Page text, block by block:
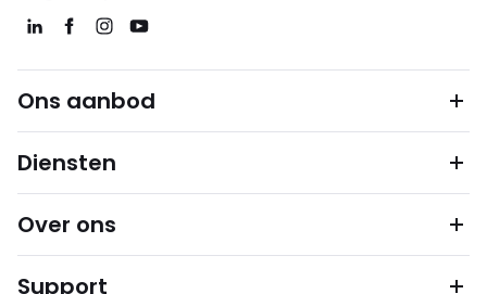
Ons aanbod
Diensten
Over ons
Support